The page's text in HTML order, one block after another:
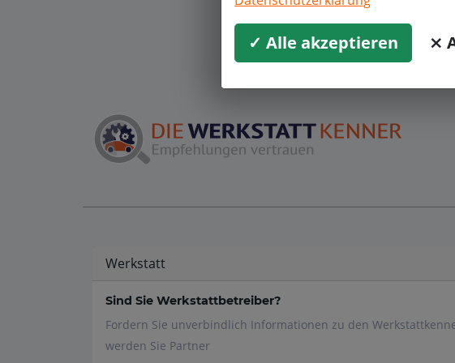
Werkstatt
Sind Sie Werkstattbetreiber?
Fordern Sie unverbindlich Informationen zu den
werden Sie Partner
✓ Alle akzeptieren ⨯